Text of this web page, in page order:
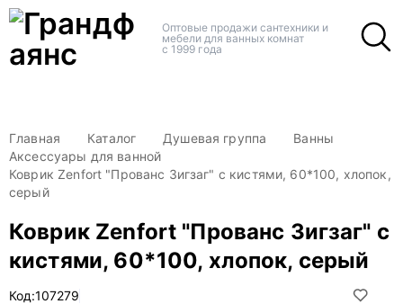
Оптовые продажи сантехники и
мебели для ванных комнат
с 1999 года
Главная Каталог Душевая группа
Ванны
Аксессуары для ванной
Коврик Zenfort "Прованс Зигзаг" с кистями, 60*100, хлопок,
серый
Коврик Zenfort "Прованс Зигзаг" с
кистями, 60*100, хлопок, серый
Код:107279